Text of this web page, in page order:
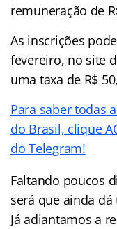
remuneração de
As inscrições
fevereiro, no site
uma taxa de R$
Para saber todas
do Brasil, clique
do Telegram!
Faltando poucos
será que ainda
Já adiantamos a